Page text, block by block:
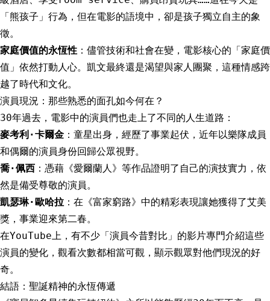
「熊孩子」行為，但在電影的語境中，卻是孩子獨立自主的象
徵。
家庭價值的永恆性 ：儘管技術和社會在變，電影核心的「家庭價
值」依然打動人心。凱文最終還是渴望與家人團聚，這種情感跨
越了時代和文化。
演員現況：那些熟悉的面孔如今何在？
30年過去，電影中的演員們也走上了不同的人生道路：
麥考利·卡爾金 ：童星出身，經歷了事業起伏，近年以樂隊成員
和偶爾的演員身份回歸公眾視野。
喬·佩西 ：憑藉《愛爾蘭人》等作品證明了自己的演技實力，依
然是備受尊敬的演員。
凱瑟琳·歐哈拉 ：在《富家窮路》中的精彩表現讓她獲得了艾美
獎，事業迎來第二春。
在YouTube上，有不少「演員今昔對比」的影片專門介紹這些
演員的變化，觀看次數都相當可觀，顯示觀眾對他們現況的好
奇。
結語：聖誕精神的永恆傳遞